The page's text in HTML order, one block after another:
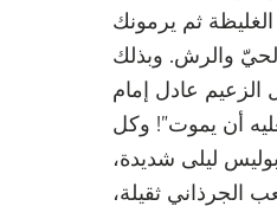
ثم يرمونك
والرش. وبذلك
الزعيم عادل إمام
أن يموت”! وكل
ليلى شديدة،
الجرذاني ثقيلة،